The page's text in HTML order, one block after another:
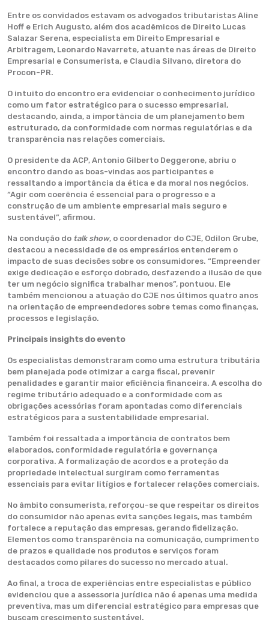
Entre os convidados estavam os advogados tributaristas Aline
Hoff e Erich Augusto, além dos acadêmicos de Direito Lucas
Salazar Serena, especialista em Direito Empresarial e
Arbitragem, Leonardo Navarrete, atuante nas áreas de Direito
Empresarial e Consumerista, e Claudia Silvano, diretora do
Procon-PR.
O intuito do encontro era evidenciar o conhecimento jurídico
como um fator estratégico para o sucesso empresarial,
destacando, ainda, a importância de um planejamento bem
estruturado, da conformidade com normas regulatórias e da
transparência nas relações comerciais.
O presidente da ACP, Antonio Gilberto Deggerone, abriu o
encontro dando as boas-vindas aos participantes e
ressaltando a importância da ética e da moral nos negócios.
“Agir com coerência é essencial para o progresso e a
construção de um ambiente empresarial mais seguro e
sustentável”, afirmou.
Na condução do talk show, o coordenador do CJE, Odilon Grube,
destacou a necessidade de os empresários entenderem o
impacto de suas decisões sobre os consumidores. “Empreender
exige dedicação e esforço dobrado, desfazendo a ilusão de que
ter um negócio significa trabalhar menos”, pontuou. Ele
também mencionou a atuação do CJE nos últimos quatro anos
na orientação de empreendedores sobre temas como finanças,
processos e legislação.
Principais insights do evento
Os especialistas demonstraram como uma estrutura tributária
bem planejada pode otimizar a carga fiscal, prevenir
penalidades e garantir maior eficiência financeira. A escolha do
regime tributário adequado e a conformidade com as
obrigações acessórias foram apontadas como diferenciais
estratégicos para a sustentabilidade empresarial.
Também foi ressaltada a importância de contratos bem
elaborados, conformidade regulatória e governança
corporativa. A formalização de acordos e a proteção da
propriedade intelectual surgiram como ferramentas
essenciais para evitar litígios e fortalecer relações comerciais.
No âmbito consumerista, reforçou-se que respeitar os direitos
do consumidor não apenas evita sanções legais, mas também
fortalece a reputação das empresas, gerando fidelização.
Elementos como transparência na comunicação, cumprimento
de prazos e qualidade nos produtos e serviços foram
destacados como pilares do sucesso no mercado atual.
Ao final, a troca de experiências entre especialistas e público
evidenciou que a assessoria jurídica não é apenas uma medida
preventiva, mas um diferencial estratégico para empresas que
buscam crescimento sustentável.